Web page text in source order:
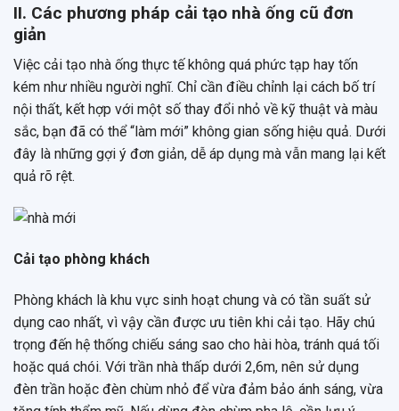
II. Các phương pháp cải tạo nhà ống cũ đơn
giản
Việc cải tạo nhà ống thực tế không quá phức tạp hay tốn
kém như nhiều người nghĩ. Chỉ cần điều chỉnh lại cách bố trí
nội thất, kết hợp với một số thay đổi nhỏ về kỹ thuật và màu
sắc, bạn đã có thể “làm mới” không gian sống hiệu quả. Dưới
đây là những gợi ý đơn giản, dễ áp dụng mà vẫn mang lại kết
quả rõ rệt.
Cải tạo phòng khách
Phòng khách là khu vực sinh hoạt chung và có tần suất sử
dụng cao nhất, vì vậy cần được ưu tiên khi cải tạo. Hãy chú
trọng đến hệ thống chiếu sáng sao cho hài hòa, tránh quá tối
hoặc quá chói. Với trần nhà thấp dưới 2,6m, nên sử dụng
đèn trần hoặc đèn chùm nhỏ để vừa đảm bảo ánh sáng, vừa